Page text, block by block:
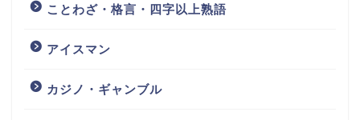
ことわざ・格言・四字以上熟語
アイスマン
カジノ・ギャンブル